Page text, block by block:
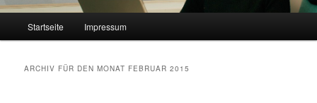
Zum Inhalt wechseln
Zum sekundären Inhalt wechseln
Startseite Impressum
ARCHIV FÜR DEN MONAT FEBRUAR 2015